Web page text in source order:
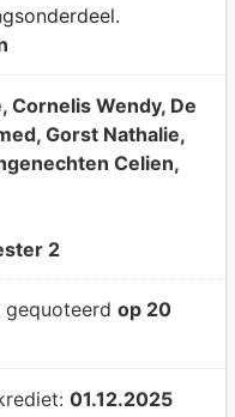
Cornelis Wendy, De
Gorst Nathalie,
Celien,
2
op 20
01.12.2025